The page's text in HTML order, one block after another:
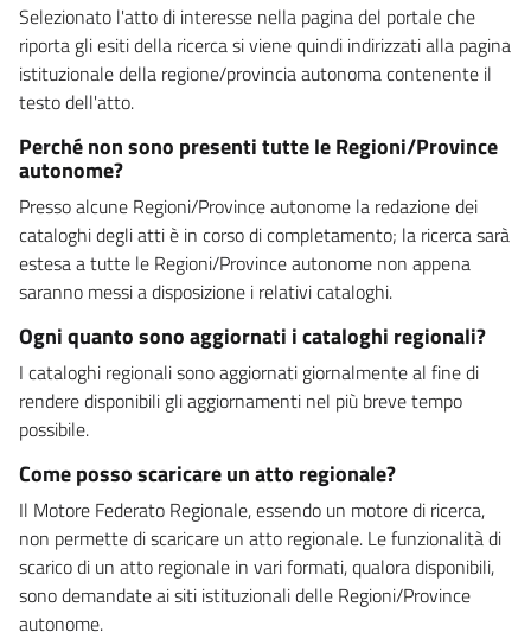
Selezionato l'atto di interesse nella pagina del portale che
riporta gli esiti della ricerca si viene quindi indirizzati alla pagina
istituzionale della regione/provincia autonoma contenente il
testo dell'atto.
Perché non sono presenti tutte le Regioni/Province
autonome?
Presso alcune Regioni/Province autonome la redazione dei
cataloghi degli atti è in corso di completamento; la ricerca sarà
estesa a tutte le Regioni/Province autonome non appena
saranno messi a disposizione i relativi cataloghi.
Ogni quanto sono aggiornati i cataloghi regionali?
I cataloghi regionali sono aggiornati giornalmente al fine di
rendere disponibili gli aggiornamenti nel più breve tempo
possibile.
Come posso scaricare un atto regionale?
Il Motore Federato Regionale, essendo un motore di ricerca,
non permette di scaricare un atto regionale. Le funzionalità di
scarico di un atto regionale in vari formati, qualora disponibili,
sono demandate ai siti istituzionali delle Regioni/Province
autonome.